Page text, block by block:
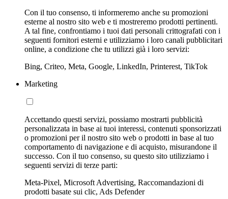
Con il tuo consenso, ti informeremo anche su promozioni
esterne al nostro sito web e ti mostreremo prodotti pertinenti.
A tal fine, confrontiamo i tuoi dati personali crittografati con i
seguenti fornitori esterni e utilizziamo i loro canali pubblicitari
online, a condizione che tu utilizzi già i loro servizi:
Bing, Criteo, Meta, Google, LinkedIn, Printerest, TikTok
Marketing
Accettando questi servizi, possiamo mostrarti pubblicità
personalizzata in base ai tuoi interessi, contenuti sponsorizzati
o promozioni per il nostro sito web o prodotti in base al tuo
comportamento di navigazione e di acquisto, misurandone il
successo. Con il tuo consenso, su questo sito utilizziamo i
seguenti servizi di terze parti:
Meta-Pixel, Microsoft Advertising, Raccomandazioni di
prodotti basate sui clic, Ads Defender